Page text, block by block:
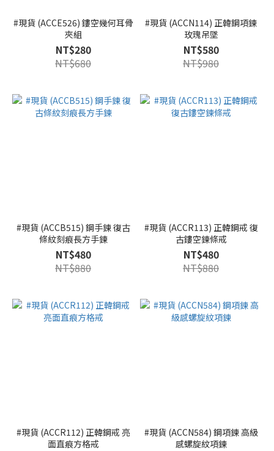
#現貨 (ACCE526) 鏤空幾何耳骨
夾組
NT$280
NT$680
#現貨 (ACCN114) 正韓鋼項鍊
玫瑰吊墜
NT$580
NT$980
#現貨 (ACCB515) 鋼手鍊 復古
條紋刻痕長方手鍊
NT$480
NT$880
#現貨 (ACCR113) 正韓鋼戒 復
古鏤空鍊條戒
NT$480
NT$880
#現貨 (ACCR112) 正韓鋼戒 亮
面直痕方格戒
#現貨 (ACCN584) 鋼項鍊 高級
感螺旋紋項鍊